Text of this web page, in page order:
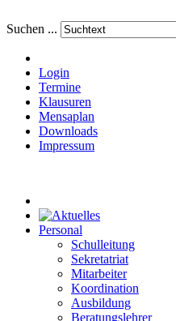
Suchen ...
Login
Termine
Klausuren
Mensaplan
Downloads
Impressum
Personal
Schulleitung
Sekretatriat
Mitarbeiter
Koordination
Ausbildung
Beratungslehrer